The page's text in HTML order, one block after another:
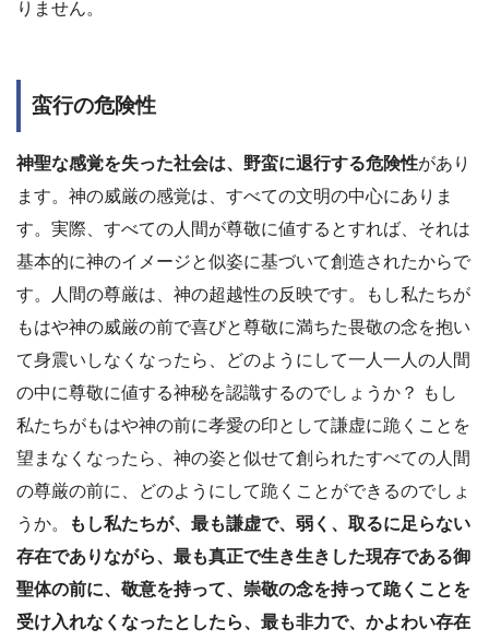
りません。
蛮行の危険性
神聖な感覚を失った社会は、野蛮に退行する危険性があり
ます。神の威厳の感覚は、すべての文明の中心にありま
す。実際、すべての人間が尊敬に値するとすれば、それは
基本的に神のイメージと似姿に基づいて創造されたからで
す。人間の尊厳は、神の超越性の反映です。もし私たちが
もはや神の威厳の前で喜びと尊敬に満ちた畏敬の念を抱い
て身震いしなくなったら、どのようにして一人一人の人間
の中に尊敬に値する神秘を認識するのでしょうか？ もし
私たちがもはや神の前に孝愛の印として謙虚に跪くことを
望まなくなったら、神の姿と似せて創られたすべての人間
の尊厳の前に、どのようにして跪くことができるのでしょ
うか。
もし私たちが、最も謙虚で、弱く、取るに足らない
存在でありながら、最も真正で生き生きした現存である御
聖体の前に、敬意を持って、崇敬の念を持って跪くことを
受け入れなくなったとしたら、最も非力で、かよわい存在